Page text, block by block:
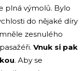
plná výmolů. Bylo
do nějaké díry
zesnulého
Vnuk si pak
. Aby se